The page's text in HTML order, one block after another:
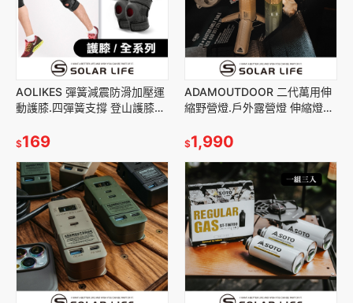
AOLIKES 彈簧減震防滑加壓運
動護膝.四彈簧支撐 登山護膝套
矽膠防滑 半月板護膝
$169
ADAMOUTDOOR 二代萬用伸
縮野營燈.戶外露營燈 伸縮燈
燈磁吸燈
$1,990